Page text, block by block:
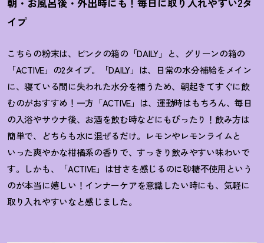
イプ
こちらの粉末は、ピンクの箱の「DAILY」と、グリーンの箱の
「ACTIVE」の2タイプ。「DAILY」は、日常の水分補給をメイン
に、寝ている間に失われた水分を補うため、朝起きてすぐに飲
むのがおすすめ ！ 一方「ACTIVE」は、運動時はもちろん、毎日
の入浴やサウナ後、お酒を飲む時などにもぴったり ！ 飲み方は
簡単で、どちらも水に混ぜるだけ。レモンやレモンライムと
いった爽やかな柑橘系の香りで、すっきり飲みやすい味わいで
す。しかも、「ACTIVE」は甘さを感じるのに砂糖不使用という
のが本当に嬉しい ！ インナーケアを意識したい時にも、気軽に
取り入れやすいなと感じました。